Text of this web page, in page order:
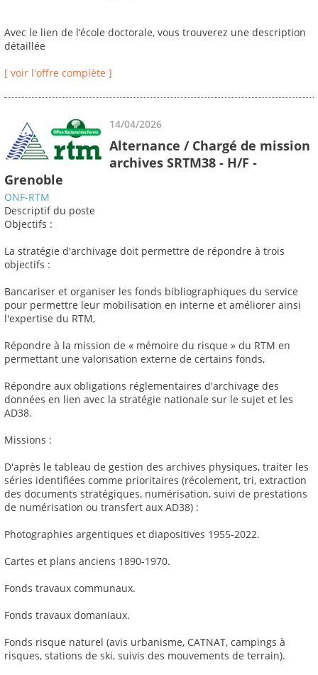
Avec le lien de l’école doctorale, vous trouverez une description
détaillée
[ voir l'offre complète ]
14/04/2026
Alternance / Chargé de mission
archives SRTM38 - H/F -
Grenoble
ONF-RTM
Descriptif du poste
Objectifs :
La stratégie d'archivage doit permettre de répondre à trois
objectifs :
Bancariser et organiser les fonds bibliographiques du service
pour permettre leur mobilisation en interne et améliorer ainsi
l'expertise du RTM,
Répondre à la mission de « mémoire du risque » du RTM en
permettant une valorisation externe de certains fonds,
Répondre aux obligations réglementaires d'archivage des
données en lien avec la stratégie nationale sur le sujet et les
AD38.
Missions :
D'après le tableau de gestion des archives physiques, traiter les
séries identifiées comme prioritaires (récolement, tri, extraction
des documents stratégiques, numérisation, suivi de prestations
de numérisation ou transfert aux AD38) :
Photographies argentiques et diapositives 1955-2022.
Cartes et plans anciens 1890-1970.
Fonds travaux communaux.
Fonds travaux domaniaux.
Fonds risque naturel (avis urbanisme, CATNAT, campings à
risques, stations de ski, suivis des mouvements de terrain).